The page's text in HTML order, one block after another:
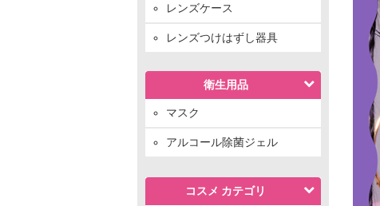
レンズケース
レンズつけはずし器具
衛生用品
マスク
アルコール除菌ジェル
コスメ カテゴリ